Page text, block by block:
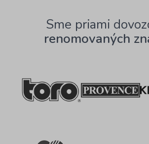
Sme priami
renomovaných